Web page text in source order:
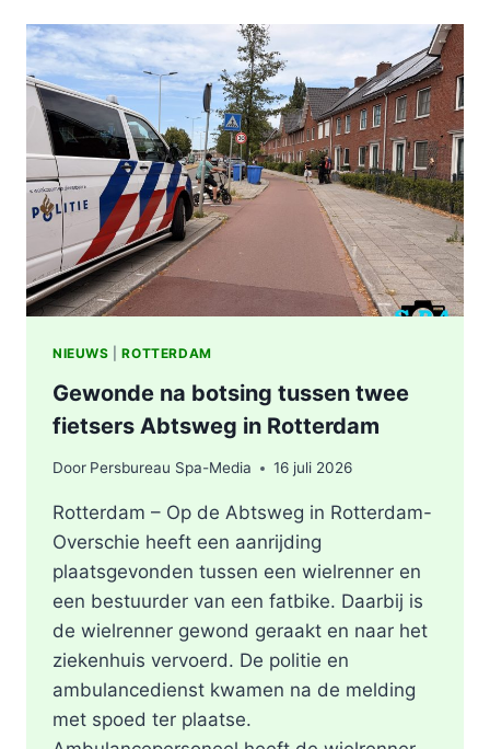
AANRIJDING
PITTSBURGHSTRAAT
IN
ROTTERDAM
NIEUWS |ROTTERDAM
Gewonde na botsing tussen twee
fietsers Abtsweg in Rotterdam
Door Persbureau Spa-Media 16 juli 2026
Rotterdam – Op de Abtsweg in Rotterdam-
Overschie heeft een aanrijding
plaatsgevonden tussen een wielrenner en
een bestuurder van een fatbike. Daarbij is
de wielrenner gewond geraakt en naar het
ziekenhuis vervoerd. De politie en
ambulancedienst kwamen na de melding
met spoed ter plaatse.